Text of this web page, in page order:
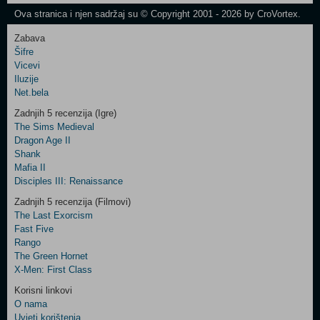
Control
Two
Newsletter
Control
Field
Three
Ova stranica i njen sadržaj su © Copyright 2001 - 2026 by CroVortex.
Zabava
Šifre
Vicevi
Iluzije
Net.bela
Zadnjih 5 recenzija (Igre)
The Sims Medieval
Dragon Age II
Shank
Mafia II
Disciples III: Renaissance
Zadnjih 5 recenzija (Filmovi)
The Last Exorcism
Fast Five
Rango
The Green Hornet
X-Men: First Class
Korisni linkovi
O nama
Uvjeti korištenja